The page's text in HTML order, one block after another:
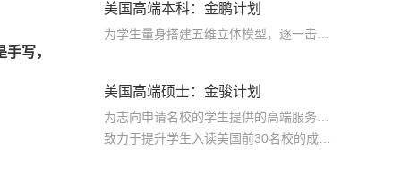
写，
美国高端本科：金鹏计划
美国高端硕士：金骏计划